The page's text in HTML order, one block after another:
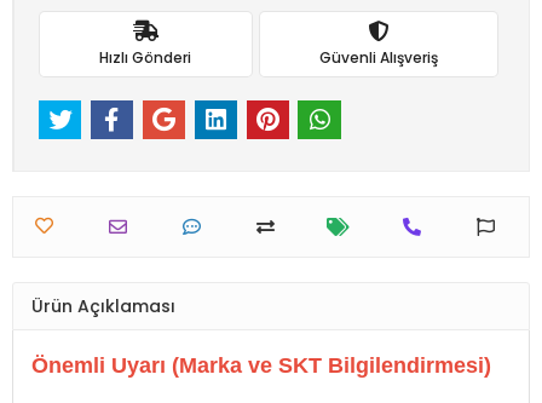
Hızlı Gönderi Güvenli Alışveriş
Ürün Açıklaması
Önemli Uyarı (Marka ve SKT Bilgilendirmesi)